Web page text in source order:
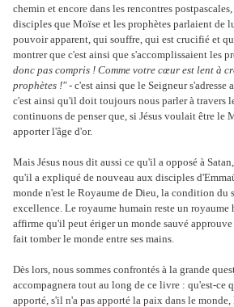
chemin et encore dans les rencontres
disciples que Moïse et les prophètes parlaient de
pouvoir apparent, qui souffre, qui est crucifié et
montrer que c'est ainsi que s'accomplissaient les
donc pas compris ! Comme votre cœur est lent à
prophètes !"- c'est ainsi que le Seigneur s'adresse
c'est ainsi qu'il doit toujours nous parler à travers
continuons de penser que, si Jésus voulait être le
apporter l'âge d'or.
Mais Jésus nous dit aussi ce qu'il a opposé à
qu'il a expliqué de nouveau aux disciples
monde n'est le Royaume de Dieu, la condition du
excellence. Le royaume humain reste un
affirme qu'il peut ériger un monde sauvé
fait tomber le monde entre ses mains.
Dès lors, nous sommes confrontés à la grande
accompagnera tout au long de ce livre : qu'est-ce
apporté, s'il n'a pas apporté la paix dans le